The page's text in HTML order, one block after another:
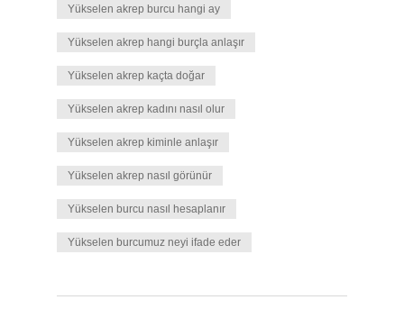
Yükselen akrep burcu hangi ay
Yükselen akrep hangi burçla anlaşır
Yükselen akrep kaçta doğar
Yükselen akrep kadını nasıl olur
Yükselen akrep kiminle anlaşır
Yükselen akrep nasıl görünür
Yükselen burcu nasıl hesaplanır
Yükselen burcumuz neyi ifade eder